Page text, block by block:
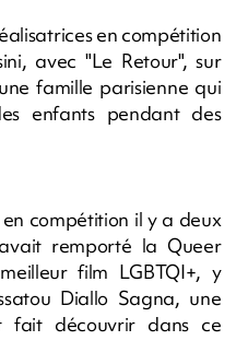
en compétition
avec "Le Retour", sur
famille parisienne qui
enfants pendant des
compétition il y a deux
remporté la Queer
film LGBTQI+, y
Diallo Sagna, une
fait découvrir dans ce